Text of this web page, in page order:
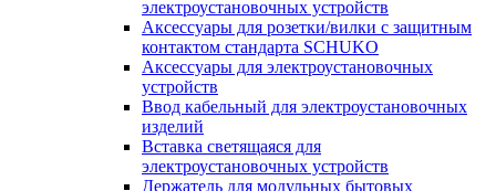
электроустановочных устройств
Аксессуары для розетки/вилки с защитным
контактом стандарта SCHUKO
Аксессуары для электроустановочных
устройств
Ввод кабельный для электроустановочных
изделий
Вставка светящаяся для
электроустановочных устройств
Держатель для модульных бытовых